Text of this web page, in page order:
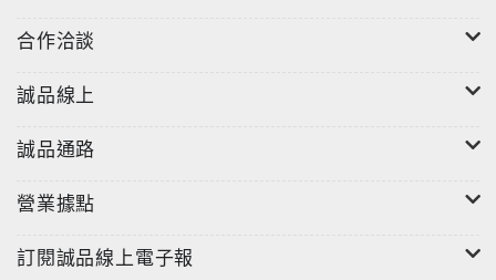
合作洽談
誠品線上
誠品通路
營業據點
訂閱誠品線上電子報